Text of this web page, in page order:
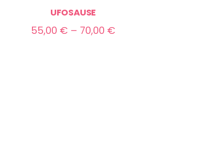
UFOSAUSE
55,00 € – 70,00 €Preisspanne: